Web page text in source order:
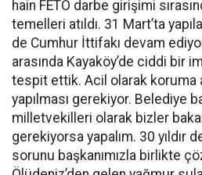
hain FETÖ darbe girişimi
temelleri atıldı. 31 Mart’ta
de Cumhur İttifakı devam
arasında Kayaköy’de ciddi bir
tespit ettik. Acil olarak koruma
yapılması gerekiyor. Belediye
milletvekilleri olarak bizler
gerekiyorsa yapalım. 30 yıldır
sorunu başkanımızla birlikte